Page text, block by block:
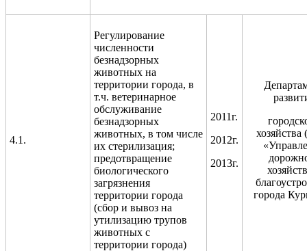
4.1.
Регулирование
численности
безнадзорных
животных на
территории города, в
т.ч. ветеринарное
обслуживание
безнадзорных
животных, в том числе
их стерилизация;
предотвращение
биологического
загрязнения
территории города
(сбор и вывоз на
утилизацию трупов
животных с
территории города)
2011г.
2012г.
2013г.
города